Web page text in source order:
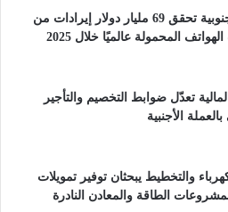
كوريا الجنوبية تحقق 69 مليار دولار إيرادات من
المحمولة عالميًا خلال 2025
المالية تعدّل ضوابط التخصيم والتأجير
بالعملة الأجنبية
والتخطيط يبحثان توفير تمويلات
الطاقة والمعادن النادرة